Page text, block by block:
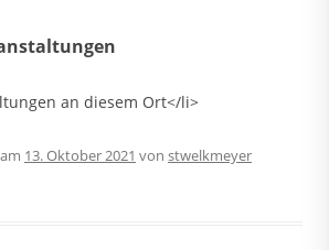
an diesem Ort</li>
13. Oktober 2021 von stwelkmeyer